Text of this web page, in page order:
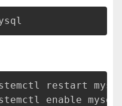
restart
enable